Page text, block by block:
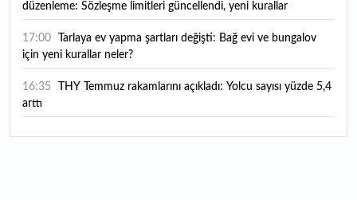
düzenleme: Sözleşme limitleri güncellendi, yeni kurallar
yürürlüğe girdi
17:00
için yeni kurallar neler?
16:35
arttı
16:27 Piyasaların beklediği veri geldi: ABD tarım dışı istihdam